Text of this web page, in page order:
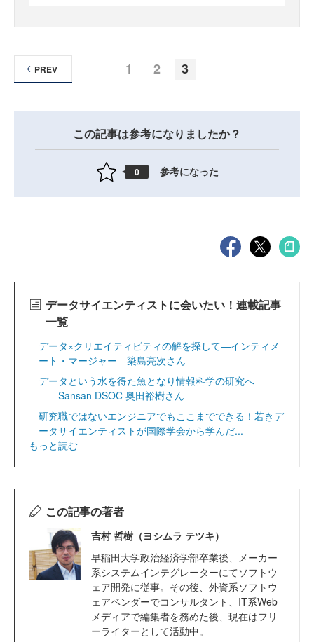
1 2 3
PREV
この記事は参考になりましたか？
0 参考になった
データサイエンティストに会いたい！連載記事
一覧
データ×クリエイティビティの解を探して―インティメ
ート・マージャー 簗島亮次さん
データという水を得た魚となり情報科学の研究へ
――Sansan DSOC 奥田裕樹さん
研究職ではないエンジニアでもここまでできる！若きデ
ータサイエンティストが国際学会から学んだ...
もっと読む
この記事の著者
吉村 哲樹（ヨシムラ テツキ）
早稲田大学政治経済学部卒業後、メーカー
系システムインテグレーターにてソフトウ
ェア開発に従事。その後、外資系ソフトウ
ェアベンダーでコンサルタント、IT系Web
メディアで編集者を務めた後、現在はフリ
ーライターとして活動中。